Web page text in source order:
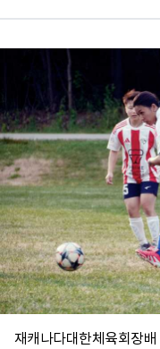
재캐나다대한체육회장